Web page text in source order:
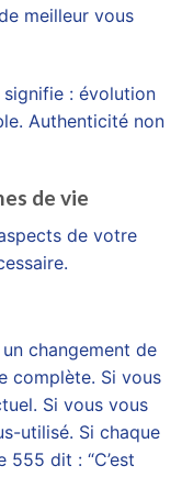
meilleur vous
signifie : évolution
Authenticité non
de vie
de votre
changement de
complète. Si vous
Si vous vous
utilisé. Si chaque
dit : “C’est